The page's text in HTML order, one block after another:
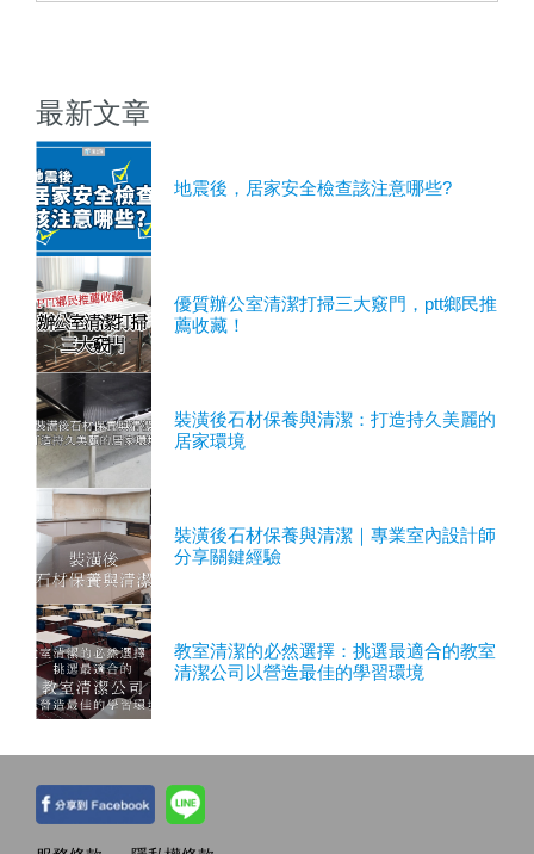
最新文章
地震後，居家安全檢查該注意哪些?
優質辦公室清潔打掃三大竅門，ptt鄉民推
薦收藏！
裝潢後石材保養與清潔：打造持久美麗的
居家環境
裝潢後石材保養與清潔｜專業室內設計師
分享關鍵經驗
教室清潔的必然選擇：挑選最適合的教室
清潔公司以營造最佳的學習環境